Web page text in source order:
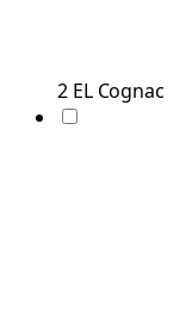
2 EL Cognac